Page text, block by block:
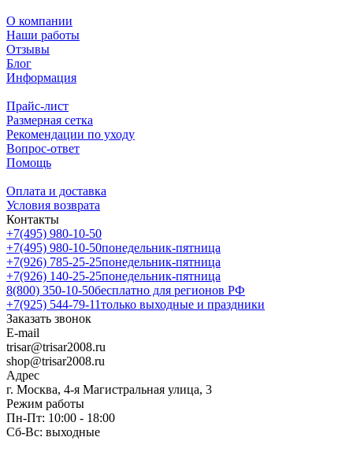
О компании
Наши работы
Отзывы
Блог
Информация
Прайс-лист
Размерная сетка
Рекомендации по уходу
Вопрос-ответ
Помощь
Оплата и доставка
Условия возврата
Контакты
+7(495) 980-10-50
+7(495) 980-10-50понедельник-пятница
+7(926) 785-25-25понедельник-пятница
+7(926) 140-25-25понедельник-пятница
8(800) 350-10-50бесплатно для регионов РФ
+7(925) 544-79-11только выходные и праздники
Заказать звонок
E-mail
trisar@trisar2008.ru
shop@trisar2008.ru
Адрес
г. Москва, 4-я Магистральная улица, 3
Режим работы
Пн-Пт: 10:00 - 18:00
Сб-Вс: выходные